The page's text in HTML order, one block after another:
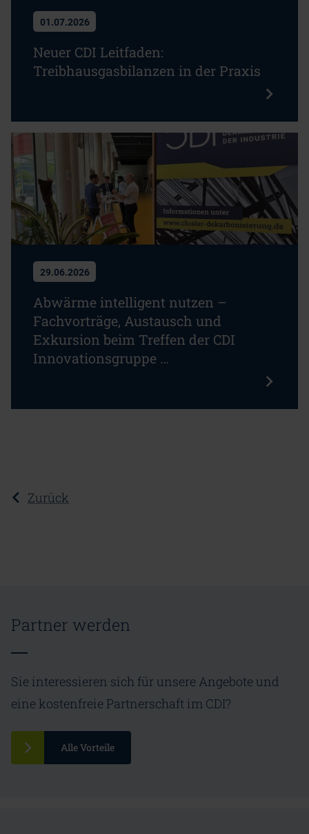
01.07.2026
Neuer CDI Leitfaden:
Treibhausgasbilanzen in der Praxis
29.06.2026
Abwärme intelligent nutzen –
Fachvorträge, Austausch und
Exkursion beim Treffen der CDI
Innovationsgruppe …
Zurück
Partner werden
Sie interessieren sich für unsere Angebote und
eine kostenfreie Partnerschaft im CDI?
Alle Vorteile